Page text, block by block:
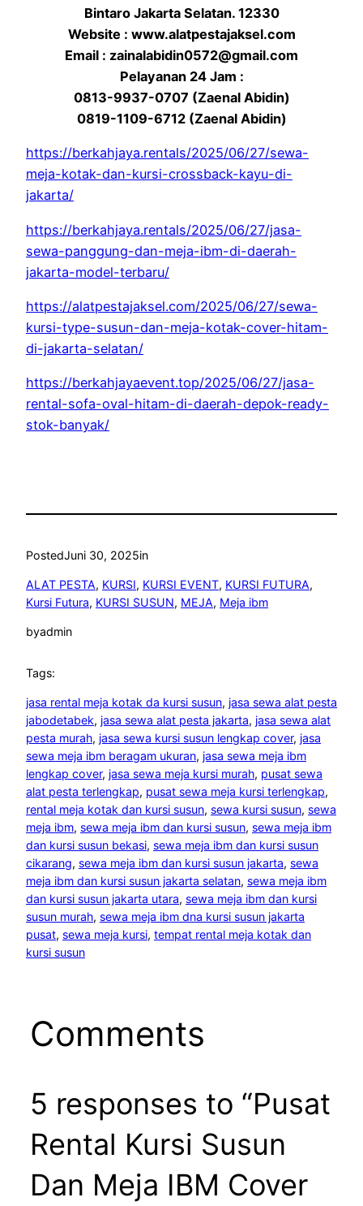
Bintaro Jakarta Selatan. 12330
Website : www.alatpestajaksel.com
Email : zainalabidin0572@gmail.com
Pelayanan 24 Jam :
0813-9937-0707 (Zaenal Abidin)
0819-1109-6712 (Zaenal Abidin)
https://berkahjaya.rentals/2025/06/27/sewa-
meja-kotak-dan-kursi-crossback-kayu-di-
jakarta/
https://berkahjaya.rentals/2025/06/27/jasa-
sewa-panggung-dan-meja-ibm-di-daerah-
jakarta-model-terbaru/
https://alatpestajaksel.com/2025/06/27/sewa-
kursi-type-susun-dan-meja-kotak-cover-hitam-
di-jakarta-selatan/
https://berkahjayaevent.top/2025/06/27/jasa-
rental-sofa-oval-hitam-di-daerah-depok-ready-
stok-banyak/
PostedJuni 30, 2025in
ALAT PESTA, KURSI, KURSI EVENT, KURSI FUTURA
Kursi Futura, KURSI SUSUN, MEJA, Meja ibm
byadmin
Tags:
jasa rental meja kotak da kursi susun, jasa sewa alat pesta
jabodetabek, jasa sewa alat pesta jakarta, jasa sewa alat
pesta murah, jasa sewa kursi susun lengkap cover, jasa
sewa meja ibm beragam ukuran, jasa sewa meja ibm
lengkap cover, jasa sewa meja kursi murah, pusat sewa
alat pesta terlengkap, pusat sewa meja kursi terlengkap
rental meja kotak dan kursi susun, sewa kursi susun, sewa
meja ibm, sewa meja ibm dan kursi susun, sewa meja ibm
dan kursi susun bekasi, sewa meja ibm dan kursi susun
cikarang, sewa meja ibm dan kursi susun jakarta, sewa
meja ibm dan kursi susun jakarta selatan, sewa meja ibm
dan kursi susun jakarta utara, sewa meja ibm dan kursi
susun murah, sewa meja ibm dna kursi susun jakarta
pusat, sewa meja kursi, tempat rental meja kotak dan
kursi susun
Comments
5 responses to “Pusat
Rental Kursi Susun
Dan Meja IBM Cover